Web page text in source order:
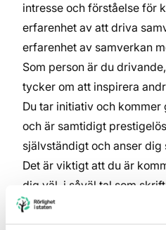
intresse och förståelse för
erfarenhet av att driva
erfarenhet av samverkan
Som person är du
tycker om att inspirera
Du tar initiativ och
och är samtidigt
självständigt och anser
Det är viktigt att du är
dig väl, i såväl tal som
Om uppdraget